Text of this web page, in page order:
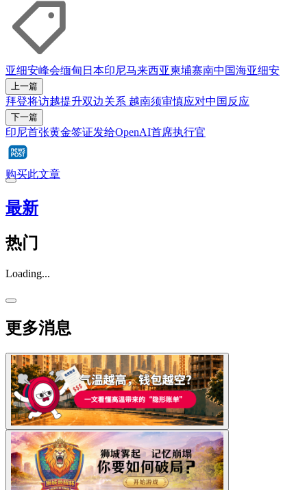
亚细安峰会缅甸 日本印尼马来西亚柬埔寨南中国海亚细安
上一篇
拜登将访越提升双边关系 越南须审慎应对中国反应
下一篇
印尼首张黄金签证发给OpenAI首席执行官
购买此文章
最新
热门
Loading...
更多消息